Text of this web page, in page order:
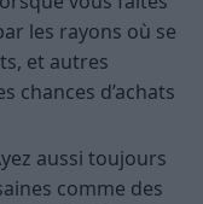
les rayons où se
et autres
chances d’achats
aussi toujours
comme des